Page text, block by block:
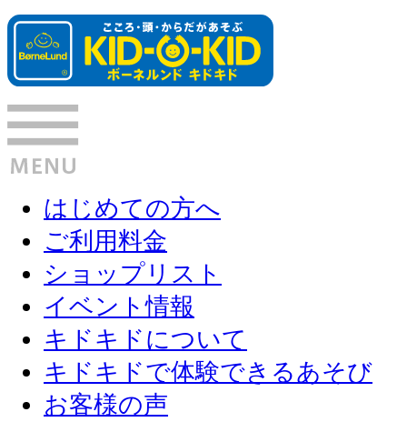
はじめての方へ
ご利用料金
ショップリスト
イベント情報
キドキドについて
キドキドで体験できるあそび
お客様の声